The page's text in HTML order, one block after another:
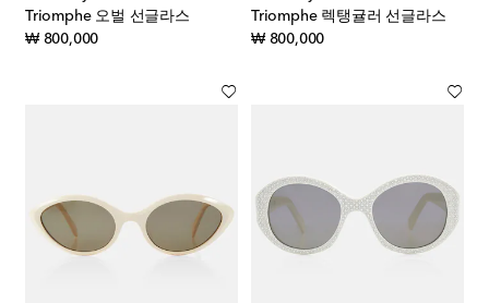
Triomphe 오벌 선글라스
₩ 800,000original price
Triomphe 렉탱귤러 선글라스
₩ 800,000original price